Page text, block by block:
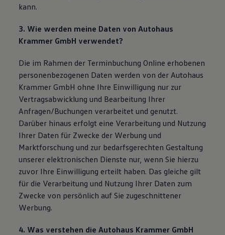
kann.
3. Wie werden meine Daten von Autohaus
Krammer GmbH verwendet?
Die im Rahmen der Terminbuchung Online erhobenen
personenbezogenen Daten werden von der Autohaus
Krammer GmbH ohne Ihre Einwilligung nur zur
Vertragsabwicklung und Bearbeitung Ihrer
Anfragen/Buchungen verarbeitet und genutzt.
Darüber hinaus erfolgt eine Verarbeitung und Nutzung
Ihrer Daten für Zwecke der Werbung und
Marktforschung und zur bedarfsgerechten Gestaltung
unserer elektronischen Dienste nur, wenn Sie hierzu
zuvor Ihre Einwilligung erteilt haben. Das gleiche gilt
für die Verarbeitung und Nutzung Ihrer Daten zum
Zwecke von persönlich auf Sie zugeschnittener
Werbung.
4. Was verstehen die Autohaus Krammer GmbH